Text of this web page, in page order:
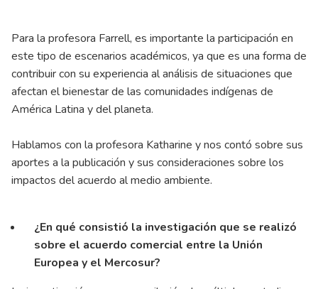
Para la profesora Farrell, es importante la participación en
este tipo de escenarios académicos, ya que es una forma de
contribuir con su experiencia al análisis de situaciones que
afectan el bienestar de las comunidades indígenas de
América Latina y del planeta.
Hablamos con la profesora Katharine y nos contó sobre sus
aportes a la publicación y sus consideraciones sobre los
impactos del acuerdo al medio ambiente.
¿En qué consistió la investigación que se realizó
sobre el acuerdo comercial entre la Unión
Europea y el Mercosur?